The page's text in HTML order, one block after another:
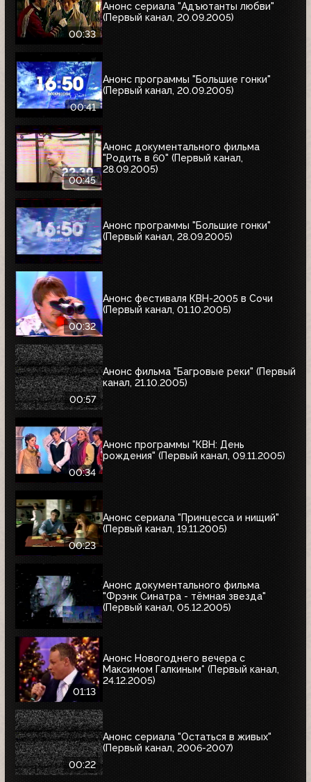
00:33
Анонс сериала "Адъютанты любви"
(Первый канал, 20.09.2005)
00:41
Анонс программы "Большие гонки"
(Первый канал, 20.09.2005)
00:45
Анонс документального фильма
"Родить в 60" (Первый канал,
28.09.2005)
Анонс программы "Большие гонки"
(Первый канал, 28.09.2005)
00:32
Анонс фестиваля КВН-2005 в Сочи
(Первый канал, 01.10.2005)
00:57
Анонс фильма "Багровые реки" (Первый
канал, 21.10.2005)
00:34
Анонс программы "КВН: День
рождения" (Первый канал, 09.11.2005)
00:23
Анонс сериала "Принцесса и нищий"
(Первый канал, 19.11.2005)
Анонс документального фильма
"Фрэнк Синатра - тёмная звезда"
(Первый канал, 05.12.2005)
01:13
Анонс Новогоднего вечера с
Максимом Галкиным* (Первый канал,
24.12.2005)
00:22
Анонс сериала "Остаться в живых"
(Первый канал, 2006-2007)